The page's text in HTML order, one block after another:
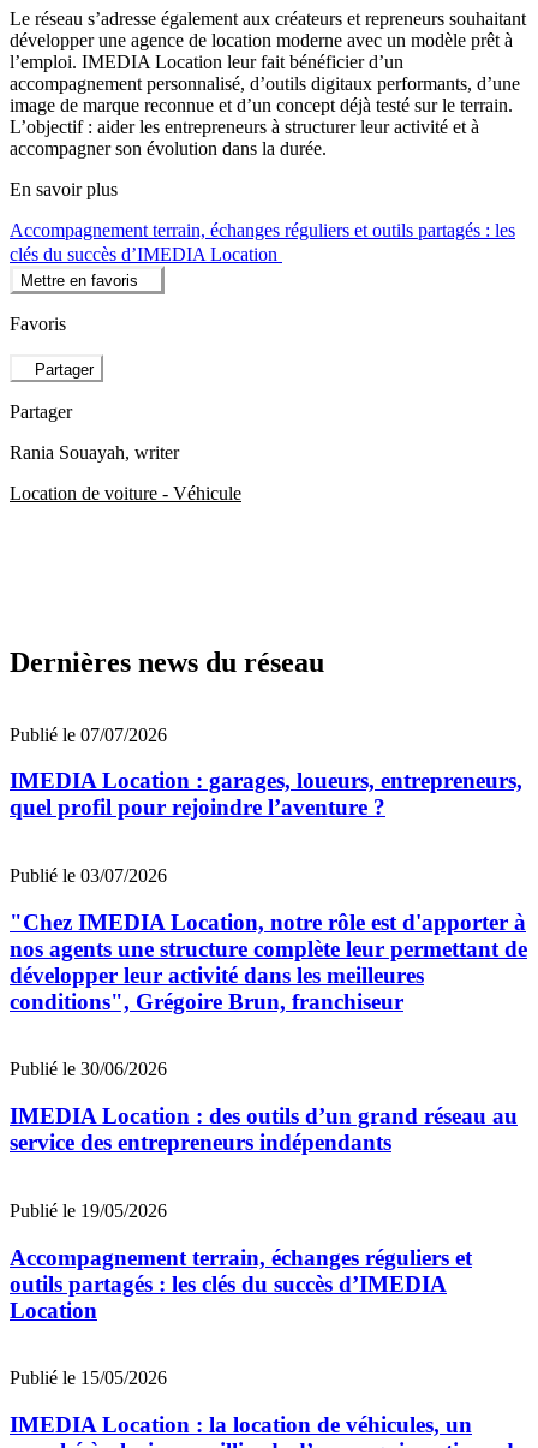
Le réseau s’adresse également aux créateurs et repreneurs souhaitant
développer une agence de location moderne avec un modèle prêt à
l’emploi. IMEDIA Location leur fait bénéficier d’un
accompagnement personnalisé, d’outils digitaux performants, d’une
image de marque reconnue et d’un concept déjà testé sur le terrain.
L’objectif : aider les entrepreneurs à structurer leur activité et à
accompagner son évolution dans la durée.
En savoir plus
Accompagnement terrain, échanges réguliers et outils partagés : les
clés du succès d’IMEDIA Location
Mettre en favoris
Favoris
Partager
Partager
Rania Souayah, writer
Location de voiture - Véhicule
Dernières news du réseau
Publié le 07/07/2026
IMEDIA Location : garages, loueurs, entrepreneurs,
quel profil pour rejoindre l’aventure ?
Publié le 03/07/2026
"Chez IMEDIA Location, notre rôle est d'apporter à
nos agents une structure complète leur permettant de
développer leur activité dans les meilleures
conditions", Grégoire Brun, franchiseur
Publié le 30/06/2026
IMEDIA Location : des outils d’un grand réseau au
service des entrepreneurs indépendants
Publié le 19/05/2026
Accompagnement terrain, échanges réguliers et
outils partagés : les clés du succès d’IMEDIA
Location
Publié le 15/05/2026
IMEDIA Location : la location de véhicules, un